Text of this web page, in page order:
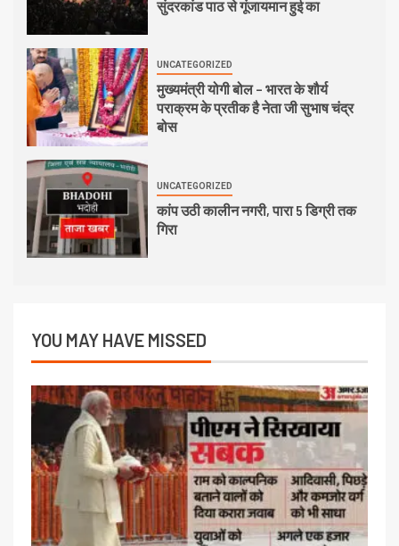
सुंदरकांड पाठ से गूंजायमान हुई का
UNCATEGORIZED
मुख्यमंत्री योगी बोल – भारत के शौर्य
पराक्रम के प्रतीक है नेता जी सुभाष चंद्र
बोस
UNCATEGORIZED
कांप उठी कालीन नगरी, पारा 5 डिग्री तक
गिरा
YOU MAY HAVE MISSED